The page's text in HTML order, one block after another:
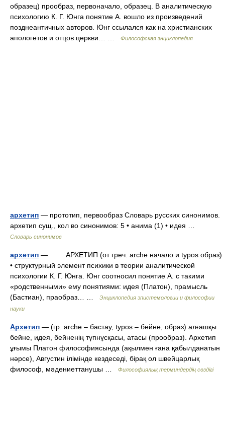
образец) прообраз, первоначало, образец. В аналитическую
психологию К. Г. Юнга понятие А. вошло из произведений
позднеантичных авторов. Юнг ссылался как на христианских
апологетов и отцов церкви… …
Философская энциклопедия
архетип — прототип, первообраз Словарь русских синонимов.
архетип сущ., кол во синонимов: 5 • анима (1) • идея …
Словарь синонимов
архетип — АРХЕТИП (от греч. arche начало и typos образ)
• структурный элемент психики в теории аналитической
психологии К. Г. Юнга. Юнг соотносил понятие А. с такими
«родственными» ему понятиями: идея (Платон), прамысль
(Бастиан), праобраз… …
Энциклопедия эпистемологии и философии
науки
Архетип — (гр. аrche – бастау, typos – бейне, образ) алғашқы
бейне, идея, бейненің түпнұсқасы, атасы (прообраз). Архетип
ұғымы Платон философиясында (ақылмен ғана қабылданатын
нәрсе), Августин ілімінде кездеседі, бірақ ол швейцарлық
философ, мәдениеттанушы …
Философиялық терминдердің сөздігі